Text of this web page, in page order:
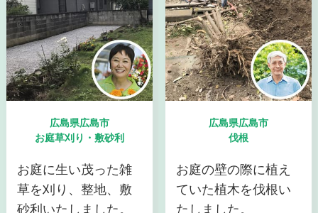
広島県広島市
お庭草刈り・敷砂利
お庭に生い茂った雑
草を刈り、整地、敷
砂利いたしました。
広島県広島市
伐根
お庭の壁の際に植え
ていた植木を伐根い
たしました。